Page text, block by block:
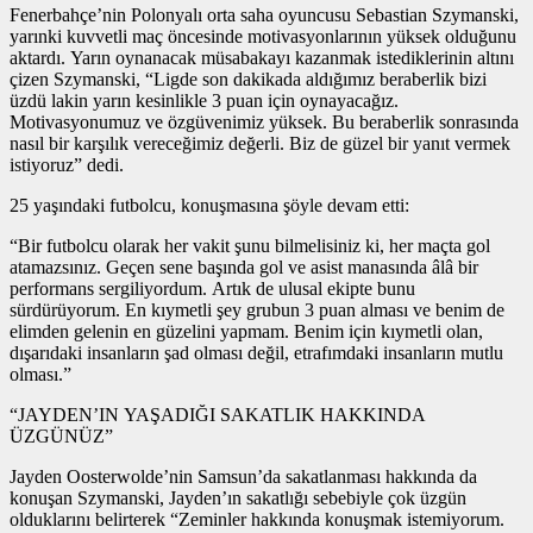
Fenerbahçe’nin Polonyalı orta saha oyuncusu Sebastian Szymanski,
yarınki kuvvetli maç öncesinde motivasyonlarının yüksek olduğunu
aktardı. Yarın oynanacak müsabakayı kazanmak istediklerinin altını
çizen Szymanski, “Ligde son dakikada aldığımız beraberlik bizi
üzdü lakin yarın kesinlikle 3 puan için oynayacağız.
Motivasyonumuz ve özgüvenimiz yüksek. Bu beraberlik sonrasında
nasıl bir karşılık vereceğimiz değerli. Biz de güzel bir yanıt vermek
istiyoruz” dedi.
25 yaşındaki futbolcu, konuşmasına şöyle devam etti:
“Bir futbolcu olarak her vakit şunu bilmelisiniz ki, her maçta gol
atamazsınız. Geçen sene başında gol ve asist manasında âlâ bir
performans sergiliyordum. Artık de ulusal ekipte bunu
sürdürüyorum. En kıymetli şey grubun 3 puan alması ve benim de
elimden gelenin en güzelini yapmam. Benim için kıymetli olan,
dışarıdaki insanların şad olması değil, etrafımdaki insanların mutlu
olması.”
“JAYDEN’IN YAŞADIĞI SAKATLIK HAKKINDA
ÜZGÜNÜZ”
Jayden Oosterwolde’nin Samsun’da sakatlanması hakkında da
konuşan Szymanski, Jayden’ın sakatlığı sebebiyle çok üzgün
olduklarını belirterek “Zeminler hakkında konuşmak istemiyorum.